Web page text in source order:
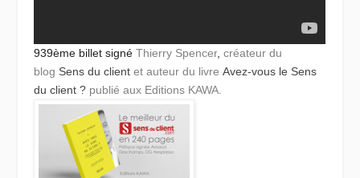
939ème billet signéThierry Spencer ,créateur du
blog Sens du client et auteur du livreAvez-vous le Sens
du client ? publié aux Editions KAWA.